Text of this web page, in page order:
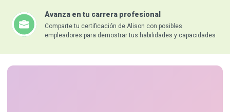
Avanza en tu carrera profesional
Comparte tu certificación de Alison con posibles
empleadores para demostrar tus habilidades y capacidades